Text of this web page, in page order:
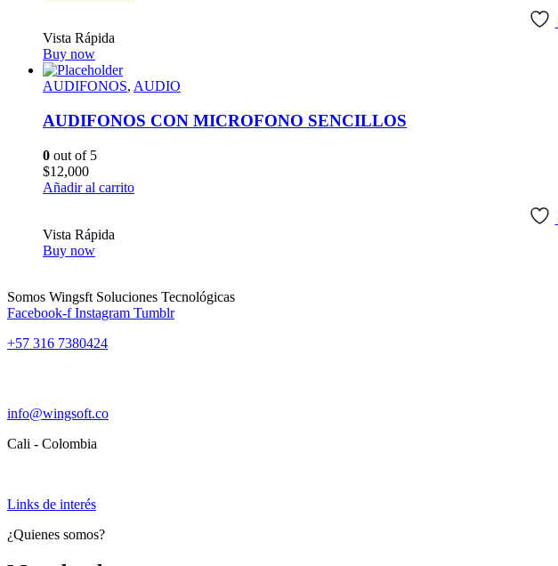
Vista Rápida
Buy now
AUDIFONOS, AUDIO
AUDIFONOS CON MICROFONO SENCILLOS
0 out of 5
$12,000
Añadir al carrito
Vista Rápida
Buy now
Somos Wingsft Soluciones Tecnológicas
Facebook-f Instagram Tumblr
+57 316 7380424
info@wingsoft.co
Cali - Colombia
Links de interés
¿Quienes somos?